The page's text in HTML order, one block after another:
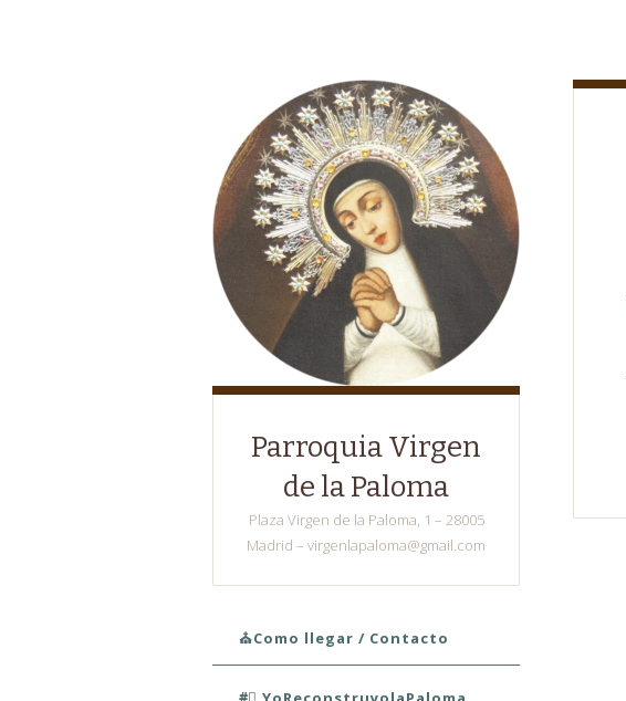
Parroquia Virgen
de la Paloma
Plaza Virgen de la Paloma, 1 – 28005
Madrid – virgenlapaloma@gmail.com
Skip to content
⛪Como llegar / Contacto